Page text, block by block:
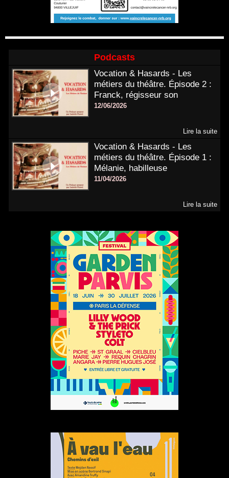
Podcasts
Vocation & Hasards - Les
métiers du théâtre. Épisode 2 :
Franck, régisseur son
12/06/2026
Lire la suite
Vocation & Hasards - Les
métiers du théâtre. Épisode 1 :
Mélanie, habilleuse
11/04/2026
Lire la suite